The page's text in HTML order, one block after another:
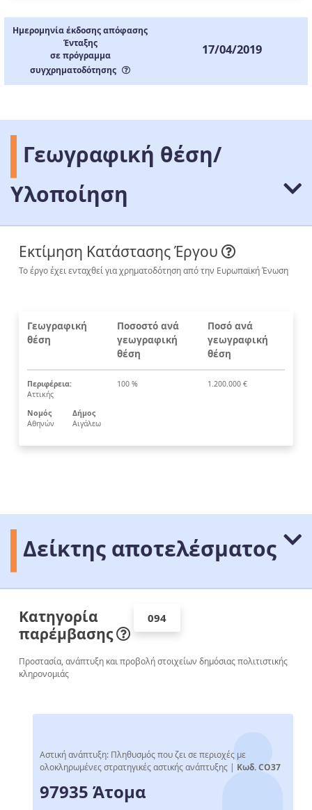
Ημερομηνία έκδοσης απόφασης
Ένταξης
σε πρόγραμμα
συγχρηματοδότησης
17/04/2019
Γεωγραφική θέση/
Υλοποίηση
Εκτίμηση Κατάστασης Έργου
Το έργο έχει ενταχθεί για χρηματοδότηση από την Ευρωπαϊκή Ένωση
Γεωγραφική
θέση
Ποσοστό ανά
γεωγραφική
θέση
Ποσό ανά
γεωγραφική
θέση
Περιφέρεια:
Αττικής
Νομός
Αθηνών
Δήμος
Αιγάλεω
100 % 1.200.000 €
Δείκτης αποτελέσματος
Κατηγορία
παρέμβασης
094
Προστασία, ανάπτυξη και προβολή στοιχείων δημόσιας πολιτιστικής
κληρονομιάς
Αστική ανάπτυξη: Πληθυσμός που ζει σε περιοχές με
ολοκληρωμένες στρατηγικές αστικής ανάπτυξης | Κωδ. CO37
97935 Άτομα